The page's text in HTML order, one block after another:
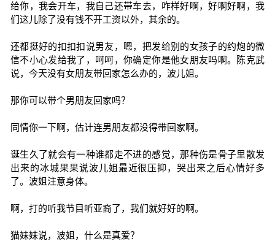
给你，我会开车，我自己还带车去，咋样好啊，好啊好啊，我
们这儿除了没有钱不开工资以外，其余的。
还都挺好的扣扣扣说男友，嗯，把发给别的女孩子的约炮的微
信不小心发给我了，呵呵，你确定你是他女朋友吗啊。陈克武
说，今天没有女朋友带回家怎么办的，波儿姐。
那你可以带个男朋友回家吗？
同情你一下啊，估计连男朋友都没得带回家啊。
诞生久了就会有一种谁都走不进的感觉，那种伤是骨子里散发
出来的冰城果果说波儿姐最近很压抑，哭出来之后心情好多
了。波姐注意身体。
啊，打的听我节目听亚裔了，我们就好好的啊。
猫妹妹说，波姐，什么是真爱？